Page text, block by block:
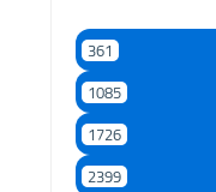
361
1085
1726
2399